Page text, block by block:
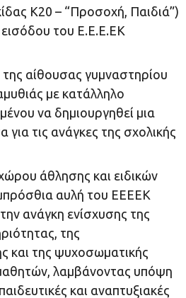
Κ20 – “Προσοχή, Παιδιά”)
του Ε.Ε.Ε.ΕΚ
αίθουσας γυμναστηρίου
με κατάλληλο
να δημιουργηθεί μια
για τις ανάγκες της σχολικής
άθλησης και ειδικών
αυλή του ΕΕΕΕΚ
ανάγκη ενίσχυσης της
της
και της ψυχοσωματικής
λαμβάνοντας υπόψη
και αναπτυξιακές